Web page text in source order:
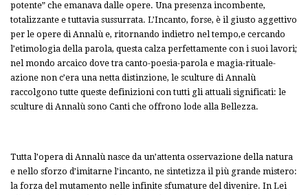
potente” che emanava dalle opere. Una presenza incombente,
totalizzante e tuttavia sussurrata. L’Incanto, forse, è il giusto aggettivo
per le opere di Annalù e, ritornando indietro nel tempo,e cercando
l’etimologia della parola, questa calza perfettamente con i suoi lavori;
nel mondo arcaico dove tra canto-poesia-parola e magia-rituale-
azione non c’era una netta distinzione, le sculture di Annalù
raccolgono tutte queste definizioni con tutti gli attuali significati: le
sculture di Annalù sono Canti che offrono lode alla Bellezza.
Tutta l’opera di Annalù nasce da un’attenta osservazione della natura
e nello sforzo d’imitarne l’incanto, ne sintetizza il più grande mistero:
la forza del mutamento nelle infinite sfumature del divenire. In Lei